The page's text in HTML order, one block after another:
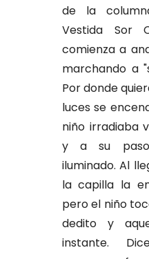
de la
Vestida Sor
comienza a
marchando a
Por donde
luces se
niño irradiaba
y a su paso
iluminado. Al
la capilla la
pero el niño
dedito y
instante.